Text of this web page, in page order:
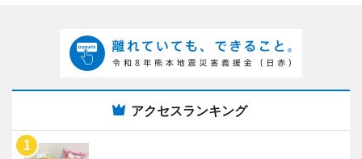
アクセスランキング